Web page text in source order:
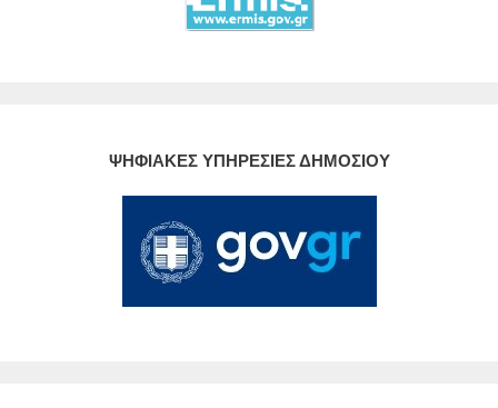
ΨΗΦΙΑΚΕΣ ΥΠΗΡΕΣΙΕΣ ΔΗΜΟΣΙΟΥ